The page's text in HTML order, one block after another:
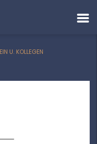
U. KOLLEGEN